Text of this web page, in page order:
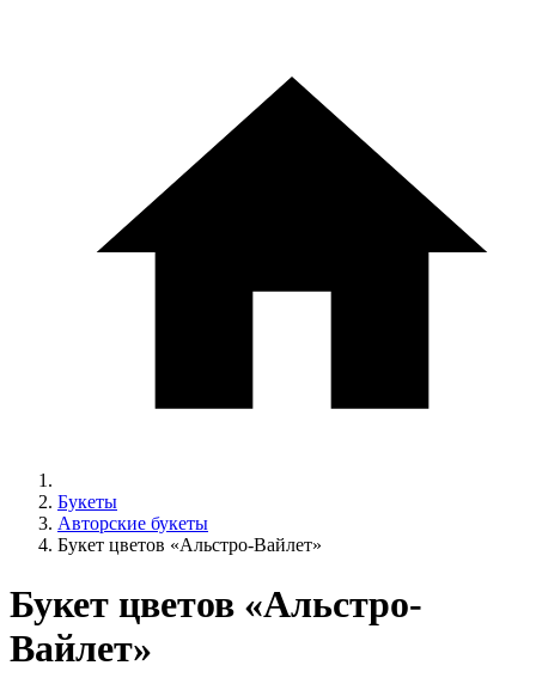
Букеты
Авторские букеты
Букет цветов «Альстро-Вайлет»
Букет цветов «Альстро-
Вайлет»